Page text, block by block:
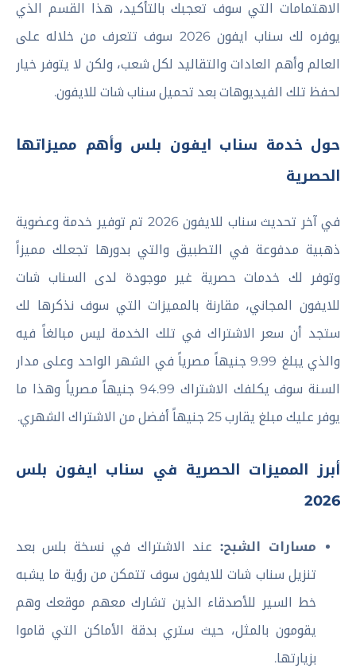
الاهتمامات التي سوف تعجبك بالتأكيد، هذا القسم الذي
يوفره لك سناب ايفون 2026 سوف تتعرف من خلاله على
العالم وأهم العادات والتقاليد لكل شعب، ولكن لا يتوفر خيار
لحفظ تلك الفيديوهات بعد تحميل سناب شات للايفون.
حول خدمة سناب ايفون بلس وأهم مميزاتها
الحصرية
في آخر تحديث سناب للايفون 2026 تم توفير خدمة وعضوية
ذهبية مدفوعة في التطبيق والتي بدورها تجعلك مميزاً
وتوفر لك خدمات حصرية غير موجودة لدى السناب شات
للايفون المجاني، مقارنة بالمميزات التي سوف نذكرها لك
ستجد أن سعر الاشتراك في تلك الخدمة ليس مبالغاً فيه
والذي يبلغ 9.99 جنيهاً مصرياً في الشهر الواحد وعلى مدار
السنة سوف يكلفك الاشتراك 94.99 جنيهاً مصرياً وهذا ما
يوفر عليك مبلغ يقارب 25 جنيهاً أفضل من الاشتراك الشهري.
أبرز المميزات الحصرية في سناب ايفون بلس
2026
مسارات الشبح: عند الاشتراك في نسخة بلس بعد
تنزيل سناب شات للايفون سوف تتمكن من رؤية ما يشبه
خط السير للأصدقاء الذين تشارك معهم موقعك وهم
يقومون بالمثل، حيث ستري بدقة الأماكن التي قاموا
بزيارتها.